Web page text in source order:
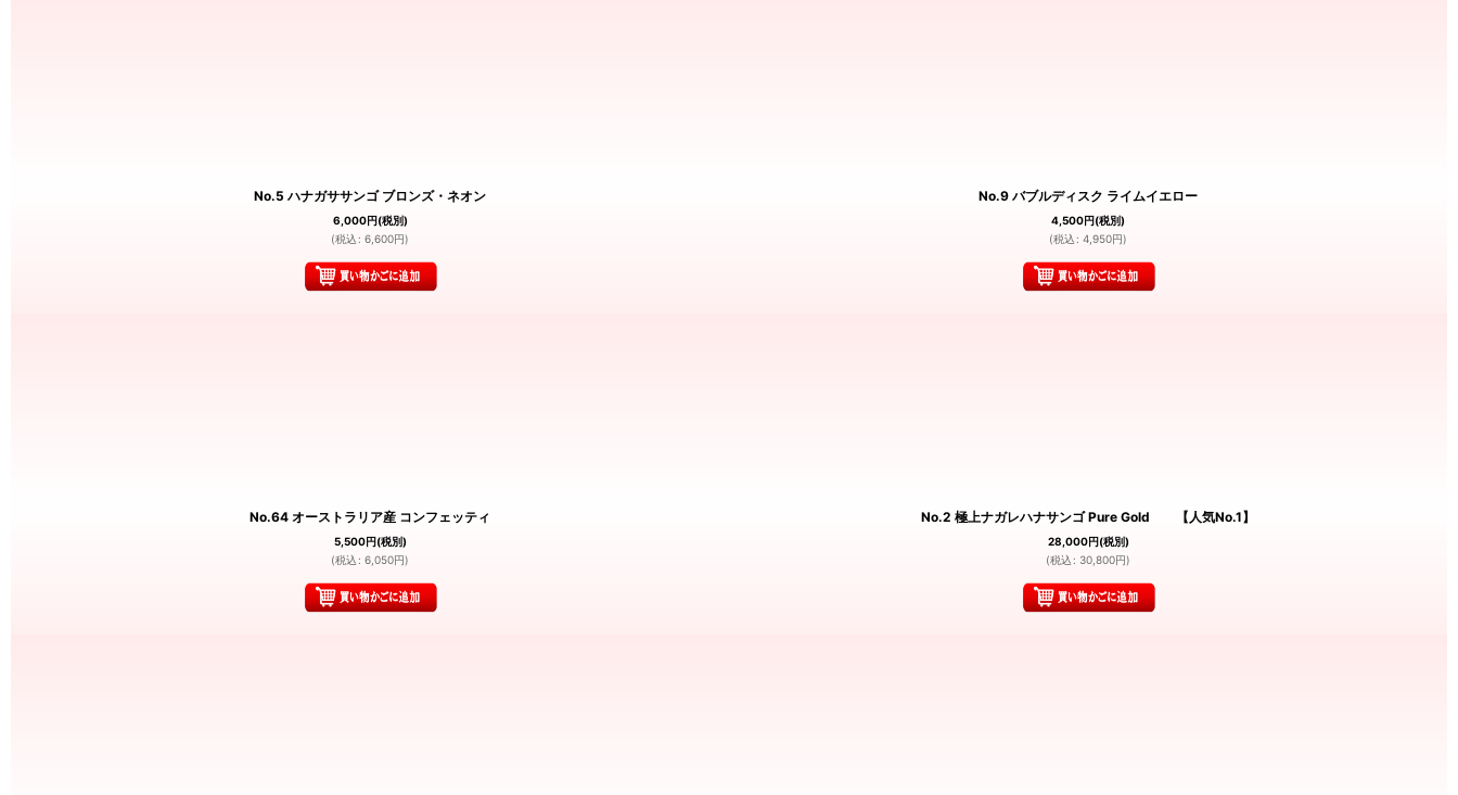
No.5 ハナガササンゴ ブロンズ・ネオン
6,000円(税別)
(税込 : 6,600円)
No.9 バブルディスク ライムイエロー
4,500円(税別)
(税込 : 4,950円)
No.64 オーストラリア産 コンフェッティ
5,500円(税別)
(税込 : 6,050円)
No.2 極上ナガレハナサンゴ Pure Gold 【人気No.1】
28,000円(税別)
(税込 : 30,800円)